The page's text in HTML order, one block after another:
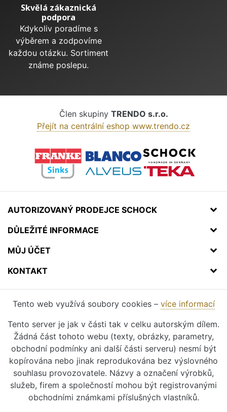
Skvělá zákaznická
podpora
Kdykoliv poradíme s
výběrem a zodpovíme
každou otázku. Sortiment
známe poslepu.
Člen skupiny TRENDO s.r.o.
Přejít na centrální eshop www.trendo.cz
AUTORIZOVANÝ PRODEJCE SCHOCK
DŮLEŽITÉ INFORMACE
MŮJ ÚČET
KONTAKT
Tento web využívá soubory cookies – více informací
Tento server je jak v části tak v celku autorským dílem.
Žádná část tohoto webu (texty, obrázky, parametry,
obchodní podmínky ani další části serveru) nesmí být
kopírována nebo jinak reprodukována bez výslovného
souhlasu provozovatele. Názvy a označení výrobků,
služeb, firem a společností mohou být registrovanými
obchodními známkami příslušných vlastníků.